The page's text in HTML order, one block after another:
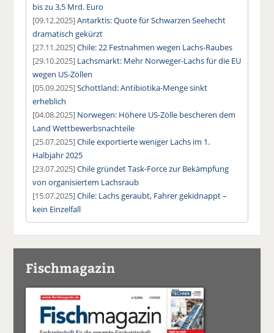
bis zu 3,5 Mrd. Euro
[09.12.2025]Antarktis: Quote für Schwarzen Seehecht
dramatisch gekürzt
[27.11.2025]Chile: 22 Festnahmen wegen Lachs-Raubes
[29.10.2025] Lachsmarkt: Mehr Norweger-Lachs für die EU
wegen US-Zöllen
[05.09.2025]Schottland: Antibiotika-Menge sinkt
erheblich
[04.08.2025] Norwegen: Höhere US-Zölle bescheren dem
Land Wettbewerbsnachteile
[25.07.2025]Chile exportierte weniger Lachs im 1.
Halbjahr 2025
[23.07.2025]Chile gründet Task-Force zur Bekämpfung
von organisiertem Lachsraub
[15.07.2025]Chile: Lachs geraubt, Fahrer gekidnappt –
kein Einzelfall
Fischmagazin